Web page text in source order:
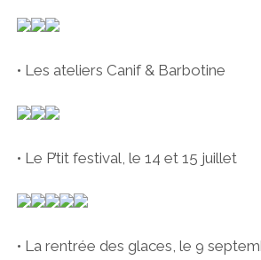
• Les ateliers Canif & Barbotine
• Le P’tit festival, le 14 et 15 juillet
• La rentrée des glaces, le 9